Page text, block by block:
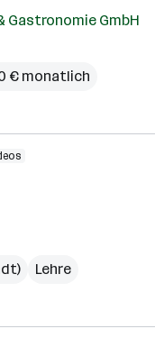
Gastronomie GmbH
€ monatlich
Lehre